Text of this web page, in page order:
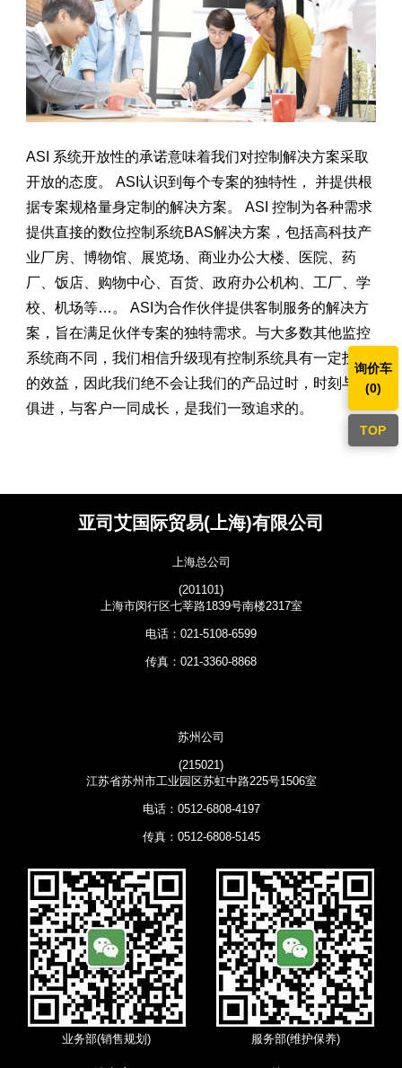
询价车
(0)
TOP
ASI 系统开放性的承诺意味着我们对控制解决方案采取
开放的态度。 ASI认识到每个专案的独特性， 并提供根
据专案规格量身定制的解决方案。 ASI 控制为各种需求
提供直接的数位控制系统BAS解决方案，包括高科技产
业厂房、博物馆、展览场、商业办公大楼、医院、药
厂、饭店、购物中心、百货、政府办公机构、工厂、学
校、机场等…。 ASI为合作伙伴提供客制服务的解决方
案，旨在满足伙伴专案的独特需求。与大多数其他监控
系统商不同，我们相信升级现有控制系统具有一定投资
的效益，因此我们绝不会让我们的产品过时，时刻与时
俱进，与客户一同成长，是我们一致追求的。
亚司艾国际贸易(上海)有限公司
上海总公司
(201101)
上海市闵行区七莘路1839号南楼2317室
电话：021-5108-6599
传真：021-3360-8868
苏州公司
(215021)
江苏省苏州市工业园区苏虹中路225号1506室
电话：0512-6808-4197
传真：0512-6808-5145
业务部(销售规划) 服务部(维护保养)